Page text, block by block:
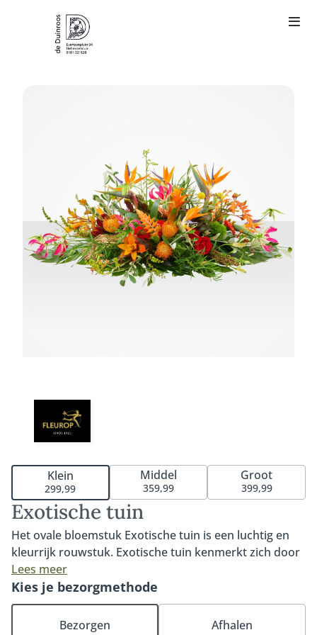
Exotische tuin
Het ovale bloemstuk Exotische tuin is een luchtig en
kleurrijk rouwstuk. Exotische tuin kenmerkt zich door
de warme kleuren en de subtiele exotische en
tropische touch. Een prachtig rouwstuk in een ovale
vorm voor een mooi en persoonlijk afscheid.
Verkrijgbaar in 60cm, 80cm of 100cm. Het rouwstuk is
Lees meer
Klein
299,99
Middel
359,99
Groot
399,99
Kies je bezorgmethode
Bezorgen Afhalen